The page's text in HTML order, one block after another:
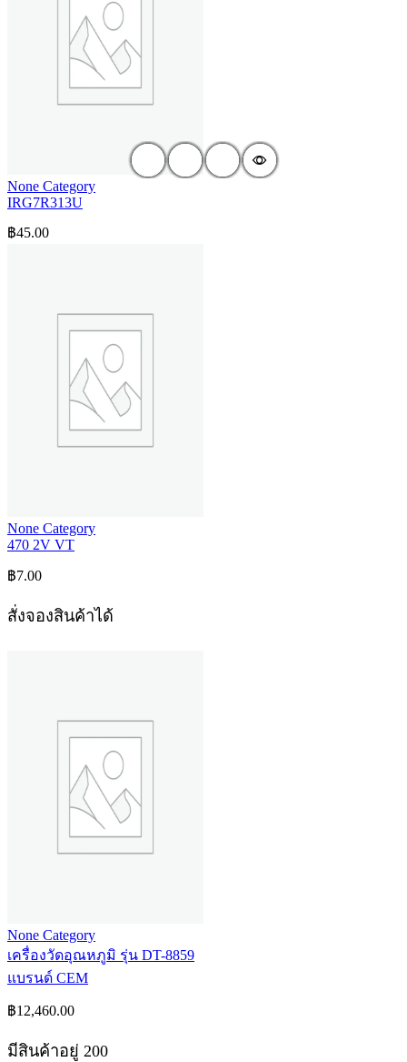
None Category
IRG7R313U
฿45.00
None Category
470 2V VT
฿7.00
สั่งจองสินค้าได้
None Category
เครื่องวัดอุณหภูมิ รุ่น DT-8859
แบรนด์ CEM
฿12,460.00
มีสินค้าอยู่ 200